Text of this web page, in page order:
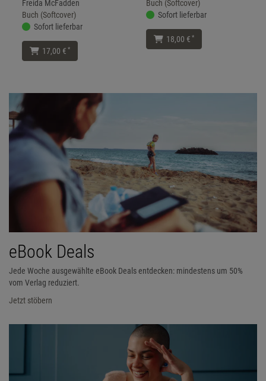
Freida McFadden
Buch (Softcover)
Sofort lieferbar
17,00 € *
Buch (Softcover)
Sofort lieferbar
18,00 € *
eBook Deals
Jede Woche ausgewählte eBook Deals entdecken: mindestens um 50%
vom Verlag reduziert.
Jetzt stöbern